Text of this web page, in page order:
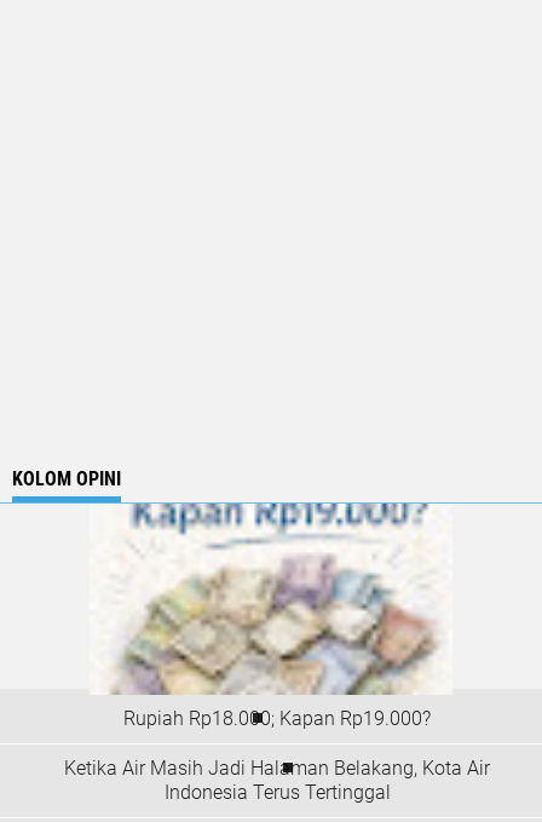
KOLOM OPINI
Rupiah Rp18.000; Kapan Rp19.000?
Ketika Air Masih Jadi Halaman Belakang, Kota Air
Indonesia Terus Tertinggal